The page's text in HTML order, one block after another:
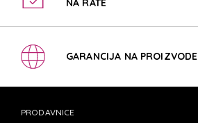
NA RATE
GARANCIJA NA PROIZVODE
PRODAVNICE